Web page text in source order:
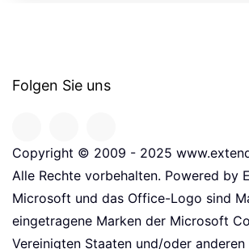
Folgen Sie uns
Copyright © 2009 - 2025
Alle Rechte vorbehalten. Powered by
Microsoft und das Office-Logo sind
eingetragene Marken der Microsoft
Vereinigten Staaten und/oder anderen